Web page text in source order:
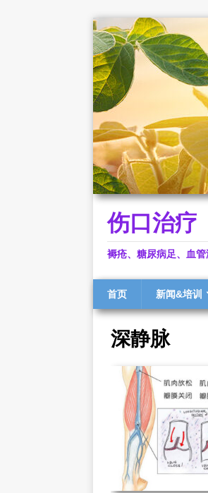
伤口治疗
褥疮、糖尿病足、血
首页 新闻&培训
深静脉